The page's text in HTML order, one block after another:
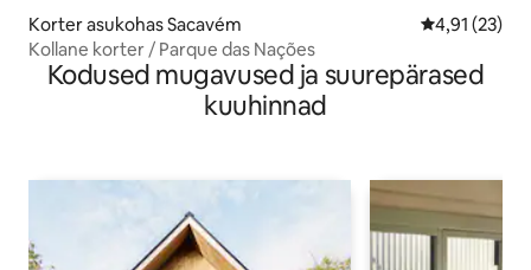
Korter asukohas Sacavém Keskmine
4,91 (23)
Kollane korter / Parque das Nações
Kodused mugavused ja suurepärased
kuuhinnad